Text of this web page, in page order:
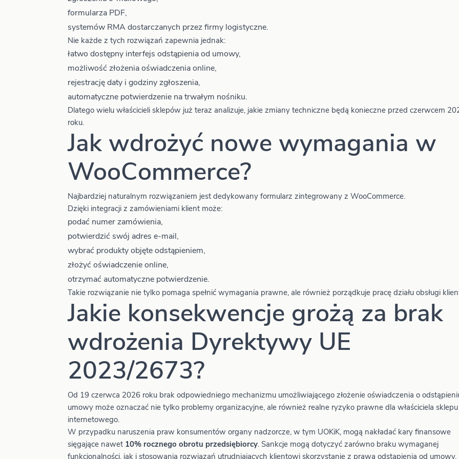
formularza PDF,
systemów RMA dostarczanych przez firmy logistyczne.
Nie każde z tych rozwiązań zapewnia jednak:
łatwo dostępny interfejs odstąpienia od umowy,
możliwość złożenia oświadczenia online,
rejestrację daty i godziny zgłoszenia,
automatyczne potwierdzenie na trwałym nośniku.
Dlatego wielu właścicieli sklepów już teraz analizuje, jakie zmiany techniczne będą konieczne przed czerwcem
roku.
Jak wdrożyć nowe wymagania w
WooCommerce?
Najbardziej naturalnym rozwiązaniem jest dedykowany formularz zintegrowany z WooCommerce.
Dzięki integracji z zamówieniami klient może:
podać numer zamówienia,
potwierdzić swój adres e-mail,
wybrać produkty objęte odstąpieniem,
złożyć oświadczenie online,
otrzymać automatyczne potwierdzenie.
Takie rozwiązanie nie tylko pomaga spełnić wymagania prawne, ale również porządkuje pracę działu obsługi
Jakie konsekwencje grożą za brak
wdrożenia Dyrektywy UE
2023/2673?
Od 19 czerwca 2026 roku brak odpowiedniego mechanizmu umożliwiającego złożenie oświadczenia o
umowy może oznaczać nie tylko problemy organizacyjne, ale również realne ryzyko prawne dla właściciela sklepu
internetowego.
W przypadku naruszenia praw konsumentów organy nadzorcze, w tym UOKiK, mogą nakładać kary finansowe
sięgające nawet 10% rocznego obrotu przedsiębiorcy. Sankcje mogą dotyczyć zarówno braku wymaganej
funkcjonalności, jak i stosowania rozwiązań utrudniających klientowi skorzystanie z prawa odstąpienia od umowy.